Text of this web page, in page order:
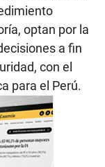
optan por la
a fin
con el
para el Perú.